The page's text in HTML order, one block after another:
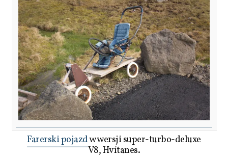
Farerski pojazdw wersji super-turbo-deluxe
V8, Hvítanes.